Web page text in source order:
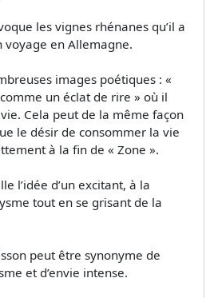
les vignes rhénanes qu’il a
voyage en Allemagne.
images poétiques : «
un éclat de rire » où il
Cela peut de la même façon
le désir de consommer la vie
à la fin de « Zone ».
l’idée d’un excitant, à la
tout en se grisant de la
peut être synonyme de
et d’envie intense.